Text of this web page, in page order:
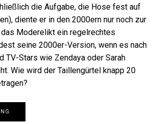
die Aufgabe, die Hose fest auf
diente er in den 2000ern nur noch zur
Moderelikt ein regelrechtes
seine 2000er-Version, wenn es nach
TV-Stars wie Zendaya oder Sarah
Wie wird der Taillengürtel knapp 20